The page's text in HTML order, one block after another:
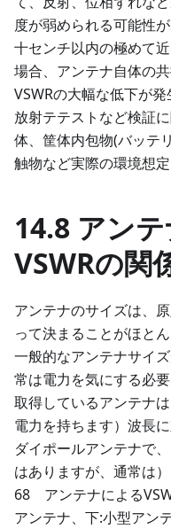
度が弱められる可能性
十センチ以内の極めて
場合、アンテナ自体の
VSWRの大幅な低下が
放射テテストなど検証
体、筐体内包物(バッテ
触物など実際の環境想
14.8 アン
VSWRの関
アンテナのサイズは、
って決まることがほと
一般的なアンテナサイ
常は電力を気にする必
取得しているアンテナ
電力を持ちます）波長
ダイポールアンテナで
はありますが、通常は
68 アンテナによる
アンテナ、下:小型アン